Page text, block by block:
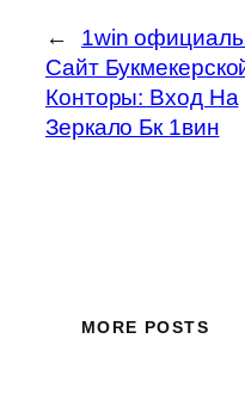
←
1win
Сайт
Конторы: Вход На
Зеркало Бк 1вин
MORE POSTS